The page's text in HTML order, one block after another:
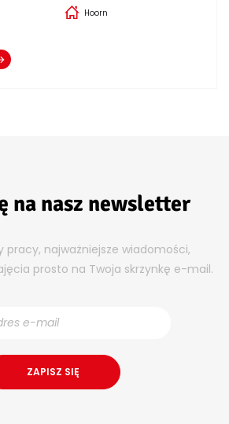
Hoorn
na nasz newsletter
pracy, najważniejsze wiadomości,
prosto na Twoja skrzynkę e-mail.